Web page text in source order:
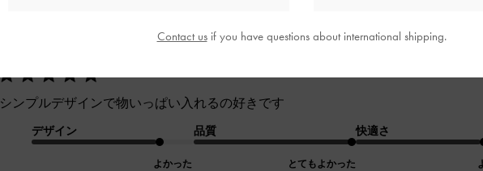
シンプルデザインで物いっぱい入れるの好きです
シンプルデザインで物いっぱい入れるの好きです
デザイン
よかった
品質
とてもよかった
快適さ
Contact usif you have questions about international shipping.